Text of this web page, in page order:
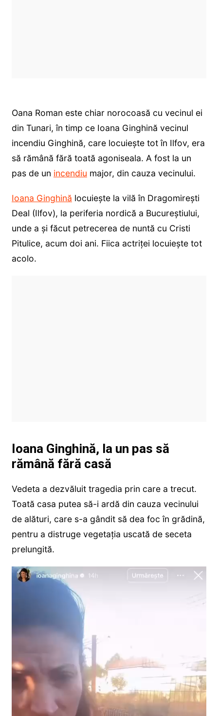
Oana Roman este chiar norocoasă cu vecinul ei
din Tunari, în timp ce Ioana Ginghină vecinul
incendiu Ginghină, care locuiește tot în Ilfov, era
să rămână fără toată agoniseala. A fost la un
pas de un incendiu major, din cauza vecinului.
Ioana Ginghină locuiește la vilă în Dragomirești
Deal (Ilfov), la periferia nordică a Bucureștiului,
unde a și făcut petrecerea de nuntă cu Cristi
Pitulice, acum doi ani. Fiica actriței locuiește tot
acolo.
Ioana Ginghină, la un pas să
rămână fără casă
Vedeta a dezvăluit tragedia prin care a trecut.
Toată casa putea să-i ardă din cauza vecinului
de alături, care s-a gândit să dea foc în grădină,
pentru a distruge vegetația uscată de seceta
prelungită.
Player